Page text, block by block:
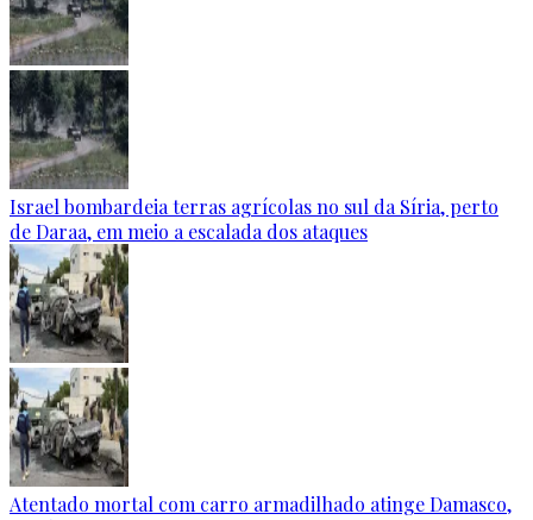
Israel bombardeia terras agrícolas no sul da Síria, perto
de Daraa, em meio a escalada dos ataques
Atentado mortal com carro armadilhado atinge Damasco,